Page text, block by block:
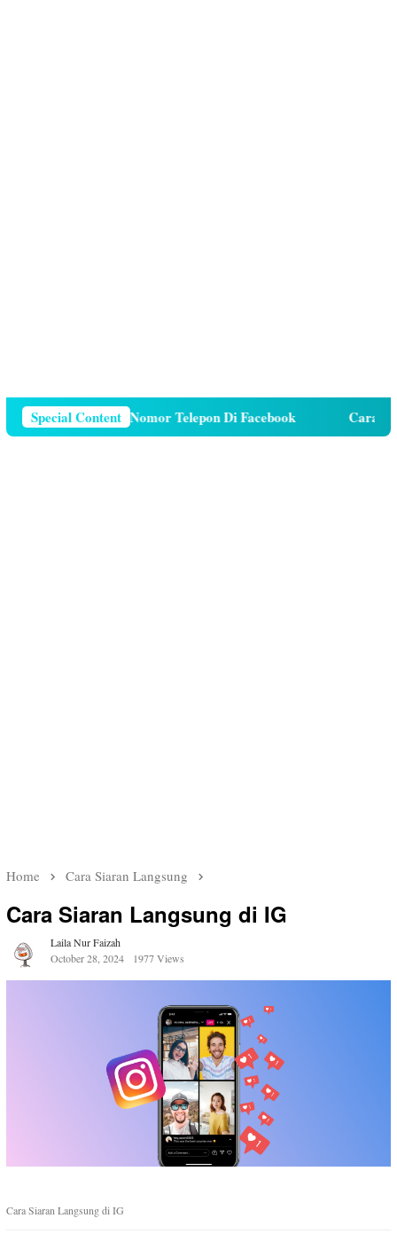
Special Content
Menghapus Nomor Telepon Di Facebook Cara Hutang
Home Cara Siaran Langsung
Cara Siaran Langsung di IG
Laila Nur Faizah
October 28, 2024
1977 Views
Cara Siaran Langsung di IG